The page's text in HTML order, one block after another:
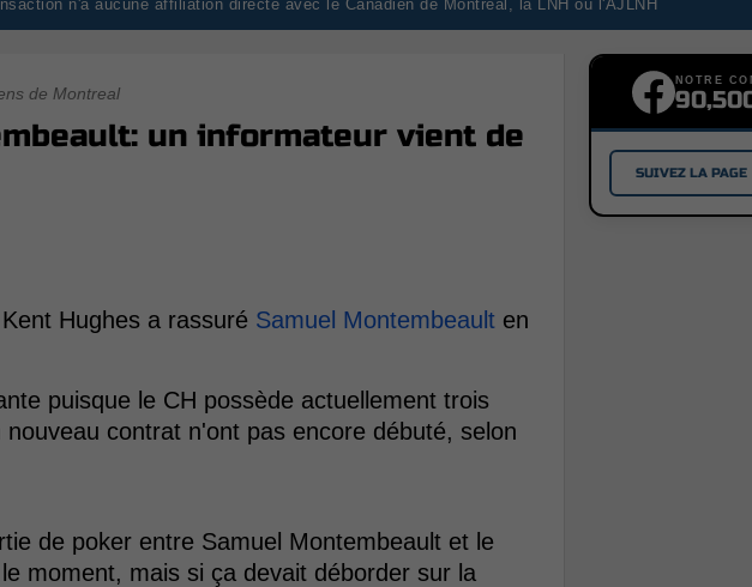
n'a aucune affiliation directe avec le Canadien de Montréal, la LNH ou l'AJLNH
de Montreal
un informateur vient de
Hughes a rassuré Samuel Montembeault en
puisque le CH possède actuellement trois
contrat n'ont pas encore débuté, selon
de poker entre Samuel Montembeault et le
moment, mais si ça devait déborder sur la
NOTRE
SUIVEZ LA PAGE